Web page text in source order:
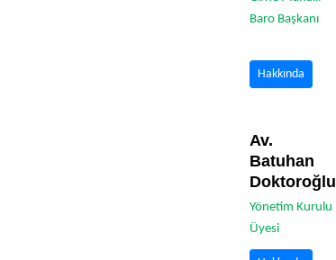
Baro Başkanı
Hakkında
Av.
Batuhan
Doktoroğlu
Yönetim Kurulu
Üyesi